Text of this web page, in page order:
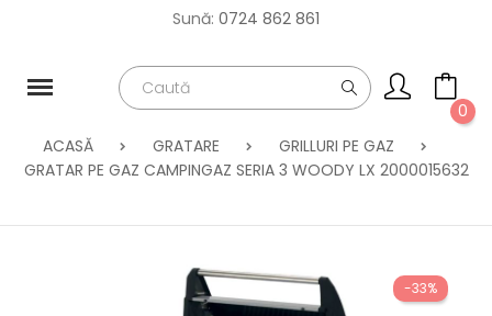
Sună: 0724 862 861
0
ACASĂ
GRATARE
GRILLURI PE GAZ
GRATAR PE GAZ CAMPINGAZ SERIA 3 WOODY LX 2000015632
-33%